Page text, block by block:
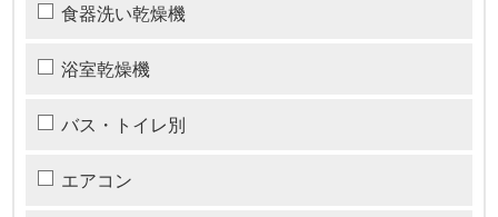
食器洗い乾燥機
浴室乾燥機
バス・トイレ別
エアコン